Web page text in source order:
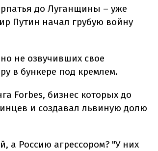
до Луганщины – уже
Путин начал грубую войну
не озвучивших свое
в бункере под кремлем.
Forbes, бизнес которых до
и создавал львиную долю
а Россию агрессором? "У них